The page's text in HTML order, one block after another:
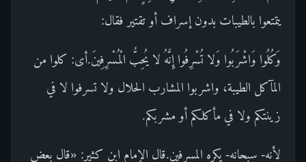
يتمتعوا بالطيبات بدون إسراف أو تقتير فقال:
وَكُلُوا وَاشْرَبُوا وَلا تُسْرِفُوا إِنَّهُ لا يُحِبُّ الْمُسْرِفِينَ.أى: كلوا من
المآكل الطيبة، واشربوا المشارب الحلال ولا تسرفوا لا في
زينتكم ولا في مأكلكم أو مشربكم.
لأنه- سبحانه- يكره المسرفين.قال الإمام ابن كثير: «قال بعض